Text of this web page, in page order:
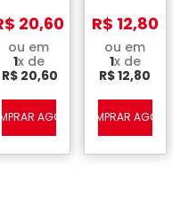
Interruptor
10 A 250
V e 1
Tomada
2 P + T
V –
Lizflex
Branca
20,60
ou em
1x de
R$ 20,60
AGORA
Tomada
Tramontina
2P + T
20 A /
250 V –
Branca
R$ 12,80
ou em
1x de
R$12,80
COMPRAR AGORA